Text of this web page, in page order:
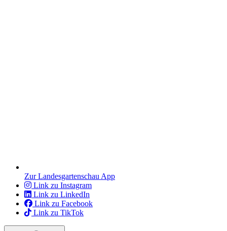
Zur Landesgartenschau App
Link zu Instagram
Link zu LinkedIn
Link zu Facebook
Link zu TikTok